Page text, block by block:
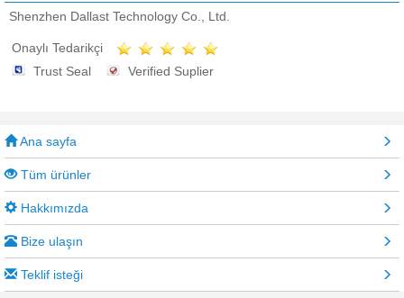
Shenzhen Dallast Technology Co., Ltd.
Onaylı Tedarikçi
Trust Seal
Verified Suplier
Ana sayfa
Tüm ürünler
Hakkımızda
Bize ulaşın
Teklif isteği